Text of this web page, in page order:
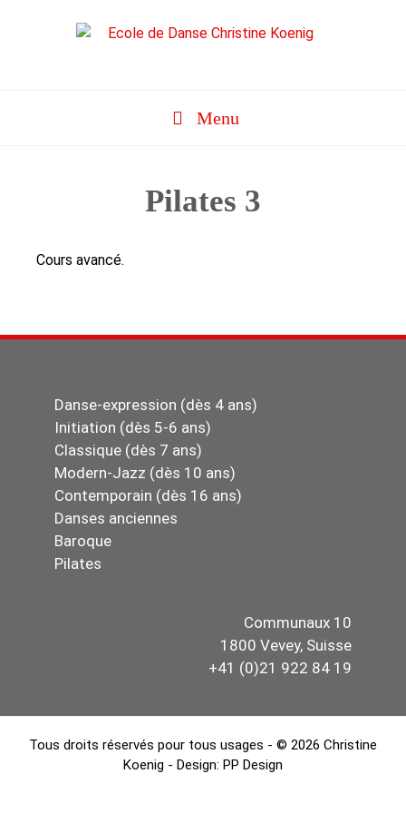
Menu
Pilates 3
Cours avancé.
Danse-expression (dès 4 ans)
Initiation (dès 5-6 ans)
Classique (dès 7 ans)
Modern-Jazz (dès 10 ans)
Contemporain (dès 16 ans)
Danses anciennes
Baroque
Pilates
Communaux 10
1800 Vevey, Suisse
+41 (0)21 922 84 19
Tous droits réservés pour tous usages - © 2026 Christine
Koenig - Design: PP Design